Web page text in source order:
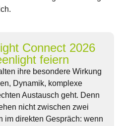
Connect 2026
feiern
ihre besondere Wirkung
Dynamik, komplexe
Austausch geht. Denn
nicht zwischen zwei
im direkten Gespräch: wenn